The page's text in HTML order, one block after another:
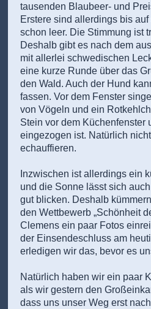
tausenden Blaubeer- und
Erstere sind allerdings bis
schon leer. Die Stimmung ist
Deshalb gibt es nach dem
mit allerlei schwedischen
eine kurze Runde über das
den Wald. Auch der Hund
fassen. Vor dem Fenster
von Vögeln und ein
Stein vor dem Küchenfenster
eingezogen ist. Natürlich
echauffieren.
Inzwischen ist allerdings ein
und die Sonne lässt sich
gut blicken. Deshalb
den Wettbewerb „Schönheit
Clemens ein paar Fotos
der Einsendeschluss am
erledigen wir das, bevor es
Natürlich haben wir ein paar
als wir gestern den
dass uns unser Weg erst